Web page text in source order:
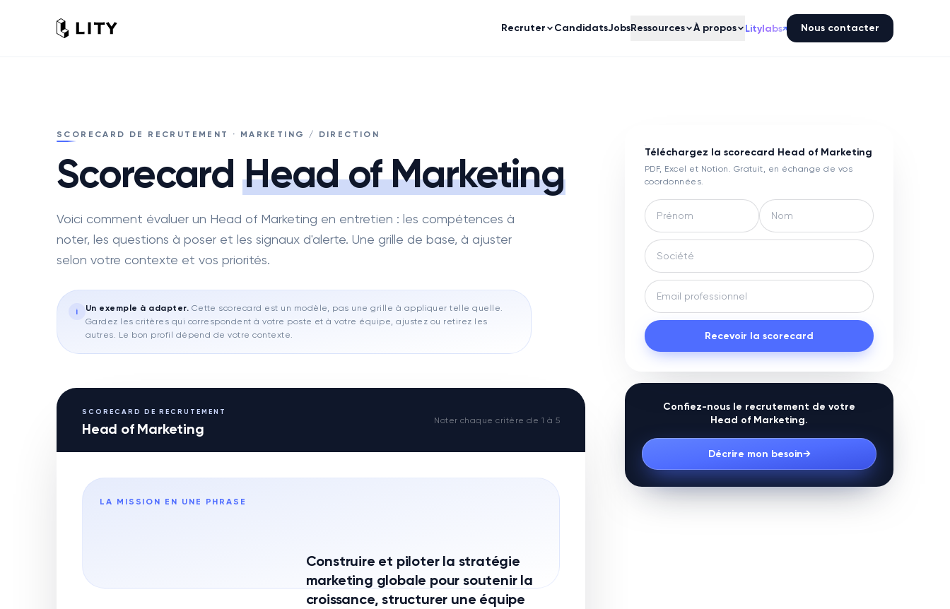
Recruter CandidatsJobsRessources À propos Litylabs↗ Nous contacter
SCORECARD DE RECRUTEMENT · MARKETING / DIRECTION
ScorecardHead of Marketing
Voici comment évaluer un Head of Marketing en entretien : les compétences à
noter, les questions à poser et les signaux d'alerte. Une grille de base, à ajuster
selon votre contexte et vos priorités.
i Un exemple à adapter. Cette scorecard est un modèle, pas une grille à appliquer telle quelle.
Gardez les critères qui correspondent à votre poste et à votre équipe, ajustez ou retirez les
autres. Le bon profil dépend de votre contexte.
SCORECARD DE RECRUTEMENT
Head of Marketing
Noter chaque critère de 1 à 5
LA MISSION EN UNE PHRASE
Construire et piloter la stratégie
marketing globale pour soutenir la
croissance, structurer une équipe
Téléchargez la scorecard Head of Marketing
PDF, Excel et Notion. Gratuit, en échange de vos
coordonnées.
Recevoir la scorecard
Confiez-nous le recrutement de votre
Head of Marketing.
Décrire mon besoin→